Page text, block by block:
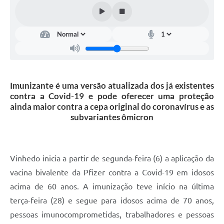
Listagem dos CEPs de Vinhedo
Acesso à Informação
Vinhedo
Audiências Públicas
Carta de Serviços
Arquivos para Download
Imunizante é uma versão atualizada dos já existentes
contra a Covid-19 e pode oferecer uma proteção
ainda maior contra a cepa original do coronavírus e as
subvariantes ômicron
Vinhedo inicia a partir de segunda-feira (6) a aplicação da
vacina bivalente da Pfizer contra a Covid-19 em idosos
acima de 60 anos. A imunização teve início na última
terça-feira (28) e segue para idosos acima de 70 anos,
pessoas imunocomprometidas, trabalhadores e pessoas